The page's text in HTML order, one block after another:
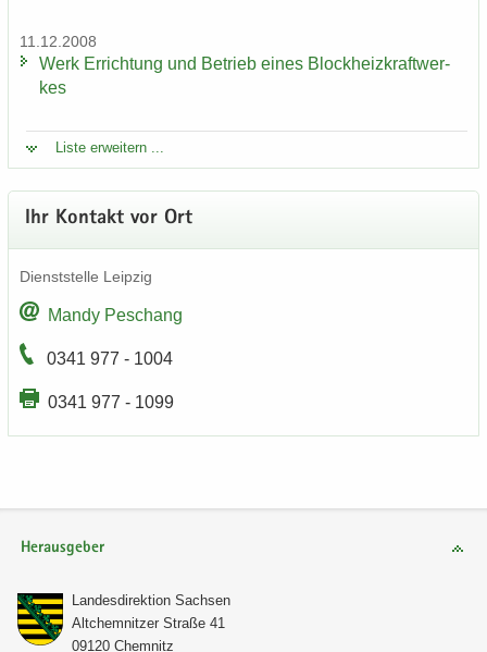
11.12.2008
Werk Er­rich­tung und Be­trieb eines Block­heiz­kraft­wer­
kes
Liste er­wei­tern ...
Ihr Kon­takt vor Ort
Dienst­stel­le Leip­zig
Mandy Peschang
0341 977 - 1004
0341 977 - 1099
Herausgeber
Lan­des­di­rek­ti­on Sach­sen
Alt­chem­nit­zer Stra­ße 41
09120 Chem­nitz